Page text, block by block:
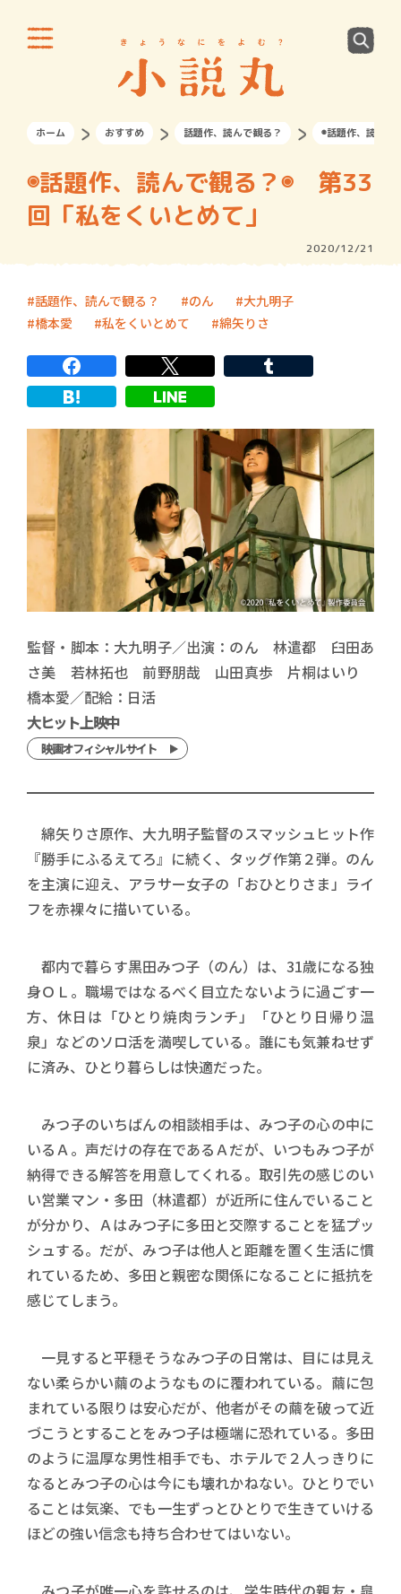
ホーム おすすめ 話題作、読んで観る？ ◉話題作、読ん
◉話題作、読んで観る？◉ 第33
回「私をくいとめて」
2020/12/21
話題作、読んで観る？ のん
大九明子
橋本愛
私をくいとめて 綿矢りさ
監督・脚本：大九明子／出演：のん 林遣都 臼田あ
さ美 若林拓也 前野朋哉 山田真歩 片桐はいり
橋本愛／配給：日活
大ヒット上映中
映画オフィシャルサイト
綿矢りさ原作、大九明子監督のスマッシュヒット作
『勝手にふるえてろ』に続く、タッグ作第２弾。のん
を主演に迎え、アラサー女子の「おひとりさま」ライ
フを赤裸々に描いている。
都内で暮らす黒田みつ子（のん）は、31歳になる独
身ＯＬ。職場ではなるべく目立たないように過ごす一
方、休日は「ひとり焼肉ランチ」「ひとり日帰り温
泉」などのソロ活を満喫している。誰にも気兼ねせず
に済み、ひとり暮らしは快適だった。
みつ子のいちばんの相談相手は、みつ子の心の中に
いるＡ。声だけの存在であるＡだが、いつもみつ子が
納得できる解答を用意してくれる。取引先の感じのい
い営業マン・多田（林遣都）が近所に住んでいること
が分かり、Ａはみつ子に多田と交際することを猛プッ
シュする。だが、みつ子は他人と距離を置く生活に慣
れているため、多田と親密な関係になることに抵抗を
感じてしまう。
一見すると平穏そうなみつ子の日常は、目には見え
ない柔らかい繭のようなものに覆われている。繭に包
まれている限りは安心だが、他者がその繭を破って近
づこうとすることをみつ子は極端に恐れている。多田
のように温厚な男性相手でも、ホテルで２人っきりに
なるとみつ子の心は今にも壊れかねない。ひとりでい
ることは気楽、でも一生ずっとひとりで生きていける
ほどの強い信念も持ち合わせてはいない。